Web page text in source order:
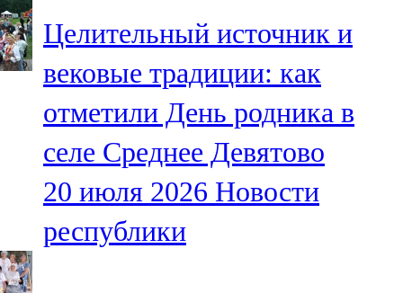
102,6 FM
Чирмешән
107,7 FM
Чистай
103,0 FM
Чүпрәле
Целительный источник и
вековые традиции: как
отметили День родника в
селе Среднее Девятово
20 июля 2026 Новости
республики